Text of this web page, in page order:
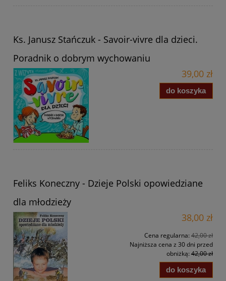
Ks. Janusz Stańczuk - Savoir-vivre dla dzieci.
Poradnik o dobrym wychowaniu
39,00 zł
do koszyka
Feliks Koneczny - Dzieje Polski opowiedziane
dla młodzieży
38,00 zł
Cena regularna: 42,00 zł
Najniższa cena z 30 dni przed
obniżką: 42,00 zł
do koszyka